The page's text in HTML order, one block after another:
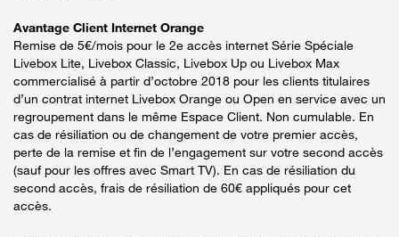
Avantage Client Internet Orange
Remise de 5€/mois pour le 2e accès internet Série Spéciale
Livebox Lite, Livebox Classic, Livebox Up ou Livebox Max
commercialisé à partir d’octobre 2018 pour les clients titulaires
d’un contrat internet Livebox Orange ou Open en service avec un
regroupement dans le même Espace Client. Non cumulable. En
cas de résiliation ou de changement de votre premier accès,
perte de la remise et fin de l’engagement sur votre second accès
(sauf pour les offres avec Smart TV). En cas de résiliation du
second accès, frais de résiliation de 60€ appliqués pour cet
accès.